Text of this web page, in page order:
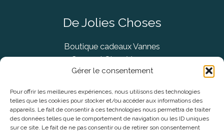
Gérer le consentement
Pour offrir les meilleures expériences, nous utilisons des technologies
telles que les cookies pour stocker et/ou accéder aux informations des
appareils. Le fait de consentir à ces technologies nous permettra de traiter
des données telles que le comportement de navigation ou les ID uniques
sur ce site. Le fait de ne pas consentir ou de retirer son consentement
De Jolies Choses
Boutique cadeaux Vannes
Concept Store Vannes
Informations légales